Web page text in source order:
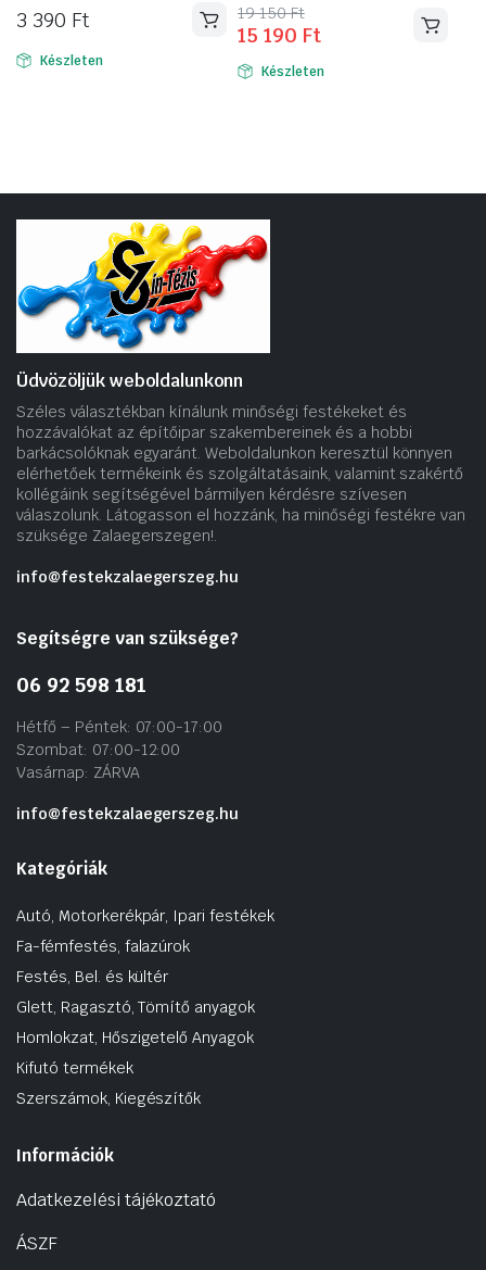
3 390 Ft
Készleten
19 150Ft
Original
price
was:
15 190 Ft
Current
price
is: Készleten
Üdvözöljük weboldalunkonn
Széles választékban kínálunk minőségi festékeket és
hozzávalókat az építőipar szakembereinek és a hobbi
barkácsolóknak egyaránt. Weboldalunkon keresztül könnyen
elérhetőek termékeink és szolgáltatásaink, valamint szakértő
kollégáink segítségével bármilyen kérdésre szívesen
válaszolunk. Látogasson el hozzánk, ha minőségi festékre van
szüksége Zalaegerszegen!.
info@festekzalaegerszeg.hu
Segítségre van szüksége?
06 92 598 181
Hétfő – Péntek: 07:00-17:00
Szombat: 07:00-12:00
Vasárnap: ZÁRVA
info@festekzalaegerszeg.hu
Kategóriák
Autó, Motorkerékpár, Ipari festékek
Fa-fémfestés, falazúrok
Festés, Bel. és kültér
Glett, Ragasztó, Tömítő anyagok
Homlokzat, Hőszigetelő Anyagok
Kifutó termékek
Szerszámok, Kiegészítők
Információk
Adatkezelési tájékoztató
ÁSZF